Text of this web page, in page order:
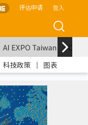
评估申请 登入
AI EXPO Taiwan
科技政策 ｜ 图表